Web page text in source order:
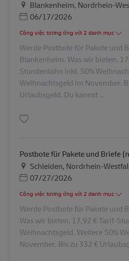
Địa điểm
Blankenheim, Nordrhein-
Posted Date
06/17/2026
Công việc tương ứng với 2 danh mục
Werde Postbote für Pakete und
Blankenheim. Was wir bieten.
Stundenlohn inkl. 50%
Weihnachtsgeld im November.
Urlaubsgeld. Du kannst ...
Postbote für Pakete und Briefe
Địa điểm
Schleiden, Nordrhein-
Posted Date
07/27/2026
Công việc tương ứng với 2 danh mục
Werde Postbote für Pakete und
Was wir bieten. 17,92 € Tarif-
Weihnachtsgeld. Weitere 50%
November. Bis zu 332 €